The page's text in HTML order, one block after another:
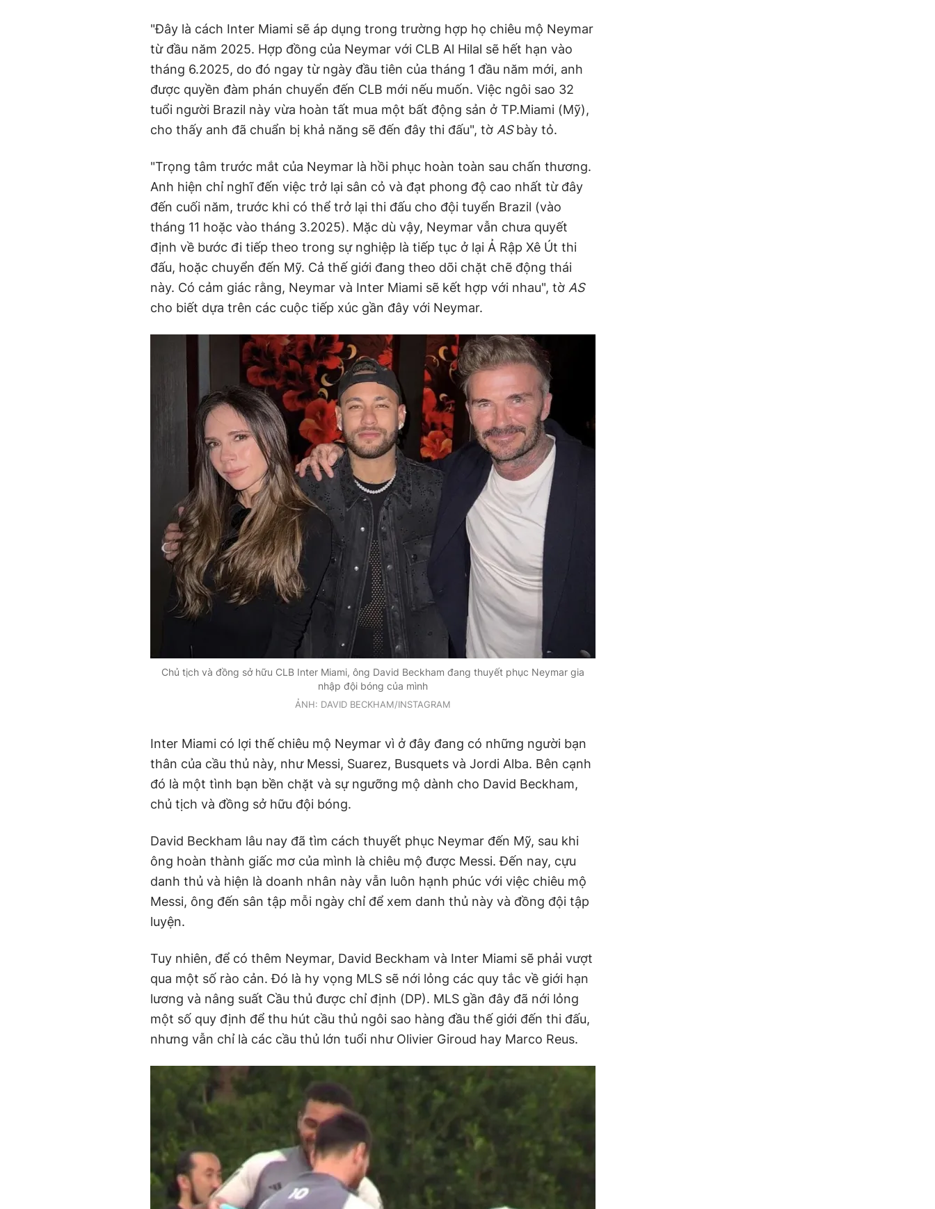
"Đây là cách Inter Miami sẽ áp dụng trong trường hợp họ chiêu mộ Neymar
từ đầu năm 2025. Hợp đồng của Neymar với CLB Al Hilal sẽ hết hạn vào
tháng 6.2025, do đó ngay từ ngày đầu tiên của tháng 1 đầu năm mới, anh
được quyền đàm phán chuyển đến CLB mới nếu muốn. Việc ngôi sao 32
tuổi người Brazil này vừa hoàn tất mua một bất động sản ở TP.Miami (Mỹ),
cho thấy anh đã chuẩn bị khả năng sẽ đến đây thi đấu", tờ ASbày tỏ.
"Trọng tâm trước mắt của Neymar là hồi phục hoàn toàn sau chấn thương.
Anh hiện chỉ nghĩ đến việc trở lại sân cỏ và đạt phong độ cao nhất từ đây
đến cuối năm, trước khi có thể trở lại thi đấu cho đội tuyển Brazil (vào
tháng 11 hoặc vào tháng 3.2025). Mặc dù vậy, Neymar vẫn chưa quyết
định về bước đi tiếp theo trong sự nghiệp là tiếp tục ở lại Ả Rập Xê Út thi
đấu, hoặc chuyển đến Mỹ. Cả thế giới đang theo dõi chặt chẽ động thái
này. Có cảm giác rằng, Neymar và Inter Miami sẽ kết hợp với nhau", tờ AS
cho biết dựa trên các cuộc tiếp xúc gần đây với Neymar.
Chủ tịch và đồng sở hữu CLB Inter Miami, ông David Beckham đang thuyết phục Neymar gia
nhập đội bóng của mình
ẢNH: DAVID BECKHAM/INSTAGRAM
Inter Miami có lợi thế chiêu mộ Neymar vì ở đây đang có những người bạn
thân của cầu thủ này, như Messi, Suarez, Busquets và Jordi Alba. Bên cạnh
đó là một tình bạn bền chặt và sự ngưỡng mộ dành cho David Beckham,
chủ tịch và đồng sở hữu đội bóng.
David Beckham lâu nay đã tìm cách thuyết phục Neymar đến Mỹ, sau khi
ông hoàn thành giấc mơ của mình là chiêu mộ được Messi. Đến nay, cựu
danh thủ và hiện là doanh nhân này vẫn luôn hạnh phúc với việc chiêu mộ
Messi, ông đến sân tập mỗi ngày chỉ để xem danh thủ này và đồng đội tập
luyện.
Tuy nhiên, để có thêm Neymar, David Beckham và Inter Miami sẽ phải vượt
qua một số rào cản. Đó là hy vọng MLS sẽ nới lỏng các quy tắc về giới hạn
lương và nâng suất Cầu thủ được chỉ định (DP). MLS gần đây đã nới lỏng
một số quy định để thu hút cầu thủ ngôi sao hàng đầu thế giới đến thi đấu,
nhưng vẫn chỉ là các cầu thủ lớn tuổi như Olivier Giroud hay Marco Reus.